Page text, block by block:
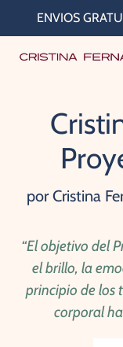
directamente
ENVIOS
por Cristina
“El objetivo del
el brillo, la
principio de los
corporal